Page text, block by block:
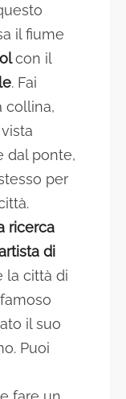
il fiume
con il
. Fai
collina,
dal ponte,
per
ricerca
di
la città di
il suo
Puoi